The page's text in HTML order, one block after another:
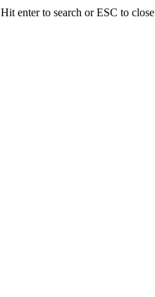
Hit enter to search or ESC to close